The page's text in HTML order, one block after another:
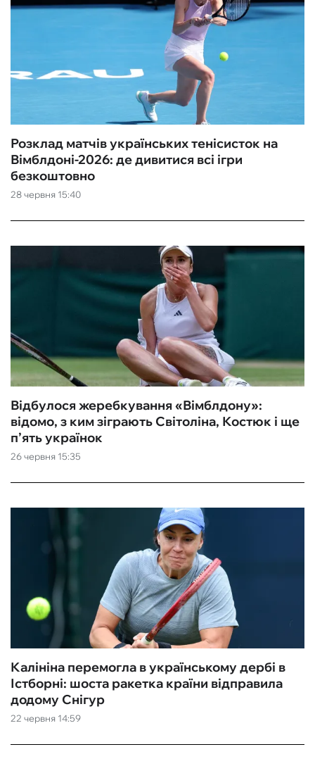
28 червня 15:40
Розклад матчів українських тенісисток на
Вімблдоні-2026: де дивитися всі ігри
безкоштовно
26 червня 15:35
Відбулося жеребкування «Вімблдону»:
відомо, з ким зіграють Світоліна, Костюк і ще
п’ять українок
22 червня 14:59
Калініна перемогла в українському дербі в
Істборні: шоста ракетка країни відправила
додому Снігур